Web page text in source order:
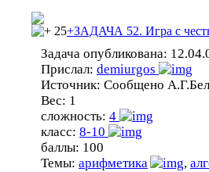
25+ЗАДАЧА 52. Игра с
Задача опубликована:
Прислал: demiurgos
Источник: Сообщено
Вес: 1
сложность: 4
класс: 8-10
баллы: 100
Темы: арифметика ,